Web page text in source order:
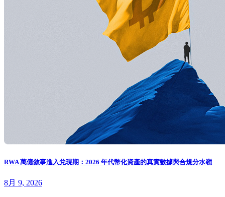
RWA 萬億敘事進入兌現期：2026 年代幣化資產的真實數據與合規分水嶺
8月 9, 2026